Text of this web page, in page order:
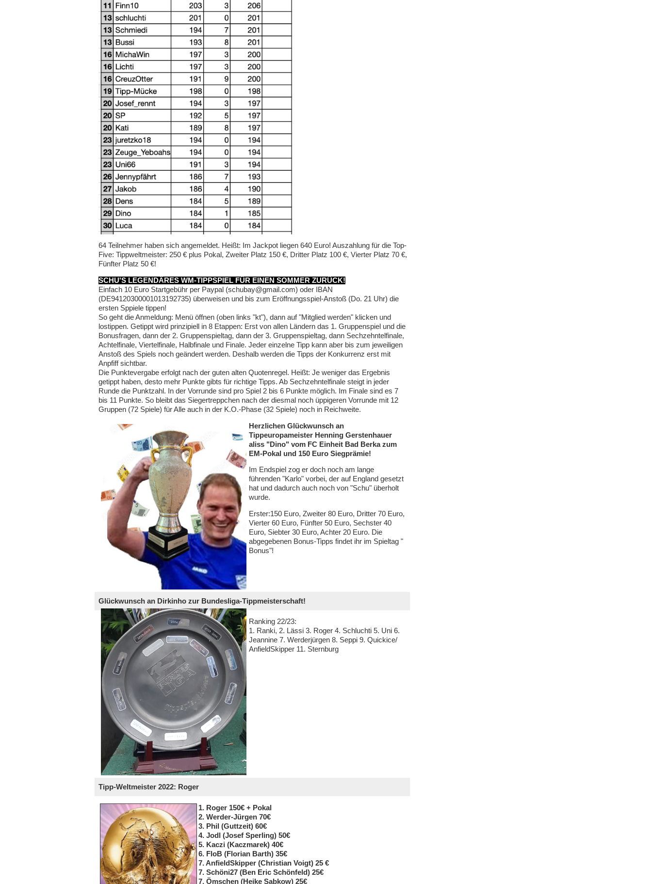
64 Teilnehmer haben sich angemeldet. Heißt: Im Jackpot liegen 640 Euro! Auszahlung für die Top-
Five: Tippweltmeister: 250 € plus Pokal, Zweiter Platz 150 €, Dritter Platz 100 €, Vierter Platz 70 €,
Fünfter Platz 50 €!
SCHU'S LEGENDÄRES WM-TIPPSPIEL FÜR EINEN SOMMER ZURÜCK!
Einfach 10 Euro Startgebühr per Paypal (schubay@gmail.com) oder IBAN
(DE94120300001013192735) überweisen und bis zum Eröffnungsspiel-Anstoß (Do. 21 Uhr) die
ersten Sppiele tippen!
So geht die Anmeldung: Menü öffnen (oben links "kt"), dann auf "Mitglied werden" klicken und
lostippen. Getippt wird prinzipiell in 8 Etappen: Erst von allen Ländern das 1. Gruppenspiel und die
Bonusfragen, dann der 2. Gruppenspieltag, dann der 3. Gruppenspieltag, dann Sechzehntelfinale,
Achtelfinale, Viertelfinale, Halbfinale und Finale. Jeder einzelne Tipp kann aber bis zum jeweiligen
Anstoß des Spiels noch geändert werden. Deshalb werden die Tipps der Konkurrenz erst mit
Anpfiff sichtbar.
Die Punktevergabe erfolgt nach der guten alten Quotenregel. Heißt: Je weniger das Ergebnis
getippt haben, desto mehr Punkte gibts für richtige Tipps. Ab Sechzehntelfinale steigt in jeder
Runde die Punktzahl. In der Vorrunde sind pro Spiel 2 bis 6 Punkte möglich. Im Finale sind es 7
bis 11 Punkte. So bleibt das Siegertreppchen nach der diesmal noch üppigeren Vorrunde mit 12
Gruppen (72 Spiele) für Alle auch in der K.O.-Phase (32 Spiele) noch in Reichweite.
Herzlichen Glückwunsch an
Tippeuropameister Henning Gerstenhauer
aliss "Dino" vom FC Einheit Bad Berka zum
EM-Pokal und 150 Euro Siegprämie!
Im Endspiel zog er doch noch am lange
führenden "Karlo" vorbei, der auf England gesetzt
hat und dadurch auch noch von "Schu" überholt
wurde.
Erster:150 Euro, Zweiter 80 Euro, Dritter 70 Euro,
Vierter 60 Euro, Fünfter 50 Euro, Sechster 40
Euro, Siebter 30 Euro, Achter 20 Euro. Die
abgegebenen Bonus-Tipps findet ihr im Spieltag "
Bonus"!
Glückwunsch an Dirkinho zur Bundesliga-Tippmeisterschaft!
Ranking 22/23:
1. Ranki, 2. Lässi 3. Roger 4. Schluchti 5. Uni 6.
Jeannine 7. Werderjürgen 8. Seppi 9. Quickice/
AnfieldSkipper 11. Sternburg
Tipp-Weltmeister 2022: Roger
1. Roger 150€ + Pokal
2. Werder-Jürgen 70€
3. Phil (Guttzeit) 60€
4. Jodl (Josef Sperling) 50€
5. Kaczi (Kaczmarek) 40€
6. FloB (Florian Barth) 35€
7. AnfieldSkipper (Christian Voigt) 25 €
7. Schöni27 (Ben Eric Schönfeld) 25€
7. Ömschen (Heike Sabkow) 25€